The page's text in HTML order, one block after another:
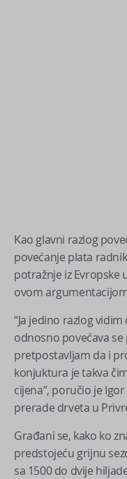
Kao glavni razlog
povećanje plata
potražnje iz Evropske
ovom
“Ja jedino razlog
odnosno povećava
pretpostavljam da i
konjuktura je takva
cijena”, poručio je
prerade drveta u
Građani se, kako ko
predstojeću grijnu
sa 1500 do dvije